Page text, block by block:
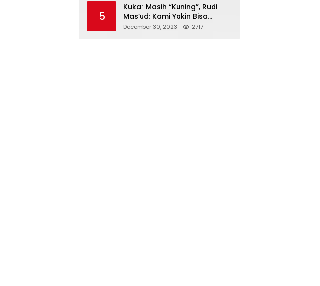
5
Kukar Masih “Kuning”, Rudi
Mas’ud: Kami Yakin Bisa
Menang di Pemilu 2024
December 30, 2023 2717